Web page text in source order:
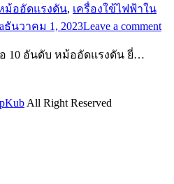
ม้ออัดแรงดัน, เครื่องใข้ไฟฟ้าใน
ธันวาคม 1, 2023Leave a comment
10 อันดับ หม้ออัดแรงดัน ยี่…
All Right Reserved